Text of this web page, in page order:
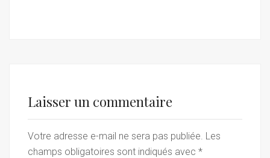
Laisser un commentaire
Votre adresse e-mail ne sera pas publiée. Les
champs obligatoires sont indiqués avec *